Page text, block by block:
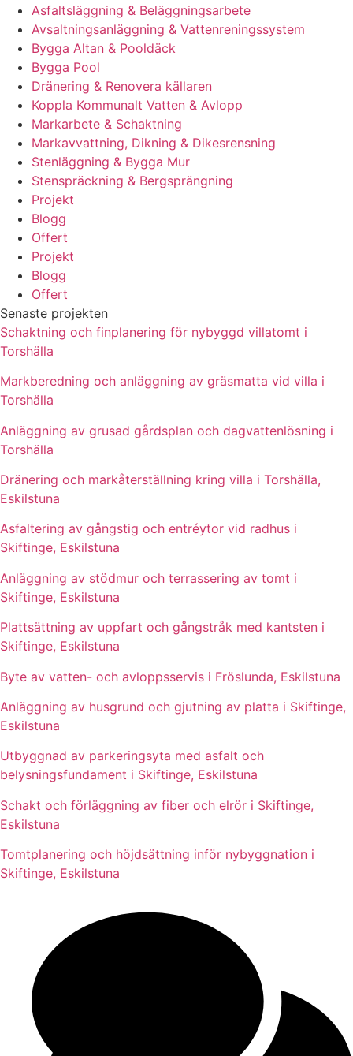
Asfaltsläggning & Beläggningsarbete
Avsaltningsanläggning & Vattenreningssystem
Bygga Altan & Pooldäck
Bygga Pool
Dränering & Renovera källaren
Koppla Kommunalt Vatten & Avlopp
Markarbete & Schaktning
Markavvattning, Dikning & Dikesrensning
Stenläggning & Bygga Mur
Stenspräckning & Bergsprängning
Projekt
Blogg
Offert
Projekt
Blogg
Offert
Senaste projekten
Schaktning och finplanering för nybyggd villatomt i
Torshälla
Markberedning och anläggning av gräsmatta vid villa i
Torshälla
Anläggning av grusad gårdsplan och dagvattenlösning i
Torshälla
Dränering och markåterställning kring villa i Torshälla,
Eskilstuna
Asfaltering av gångstig och entréytor vid radhus i
Skiftinge, Eskilstuna
Anläggning av stödmur och terrassering av tomt i
Skiftinge, Eskilstuna
Plattsättning av uppfart och gångstråk med kantsten i
Skiftinge, Eskilstuna
Byte av vatten- och avloppsservis i Fröslunda, Eskilstuna
Anläggning av husgrund och gjutning av platta i Skiftinge,
Eskilstuna
Utbyggnad av parkeringsyta med asfalt och
belysningsfundament i Skiftinge, Eskilstuna
Schakt och förläggning av fiber och elrör i Skiftinge,
Eskilstuna
Tomtplanering och höjdsättning inför nybyggnation i
Skiftinge, Eskilstuna